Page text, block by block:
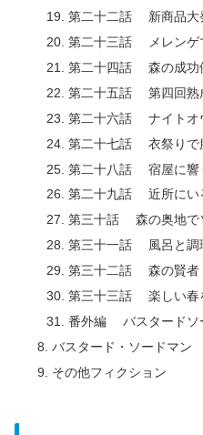
第二十二話 新商品大
第二十三話 メレンゲ
第二十四話 森の成功
第二十五話 第四回熟
第二十六話 ナイトオ
第二十七話 衣祭りで
第二十八話 宿屋に響
第二十九話 近所にい
第三十話 森の奥地で
第三十一話 風呂と調
第三十二話 森の賢者
第三十三話 楽しい春
番外編 バスタードソ
バスタード・ソードマン
その他フィクション